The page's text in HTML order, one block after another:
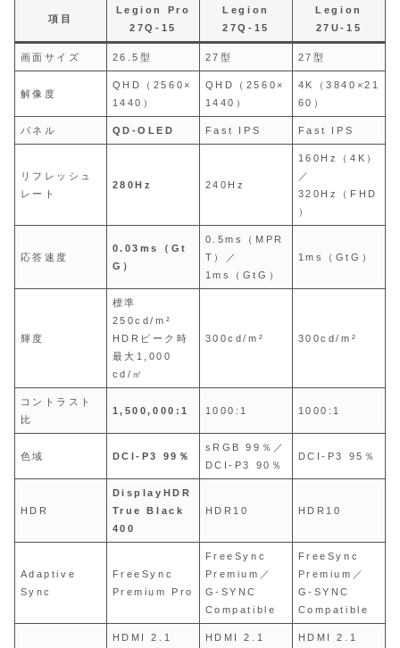
項目
Legion Pro
27Q-15
Legion
27Q-15
Legion
27U-15
画面サイズ 26.5型 27型 27型
解像度
QHD（2560×
1440）
QHD（2560×
1440）
4K（3840×21
60）
パネル QD‑OLED Fast IPS Fast IPS
リフレッシュ
レート
280Hz 240Hz
160Hz（4K）
／
320Hz（FHD
）
応答速度
0.03ms（Gt
G）
0.5ms（MPR
T）／
1ms（GtG）
1ms（GtG）
輝度
標準
250cd/m²
HDRピーク時
最大1,000
cd/㎡
300cd/m² 300cd/m²
コントラスト
比
1,500,000:1 1000:1 1000:1
色域 DCI‑P3 99％
sRGB 99％／
DCI‑P3 90％
DCI‑P3 95％
HDR
DisplayHDR
True Black
400
HDR10 HDR10
Adaptive
Sync
FreeSync
Premium Pro
FreeSync
Premium／
G‑SYNC
Compatible
FreeSync
Premium／
G‑SYNC
Compatible
HDMI 2.1 HDMI 2.1 HDMI 2.1